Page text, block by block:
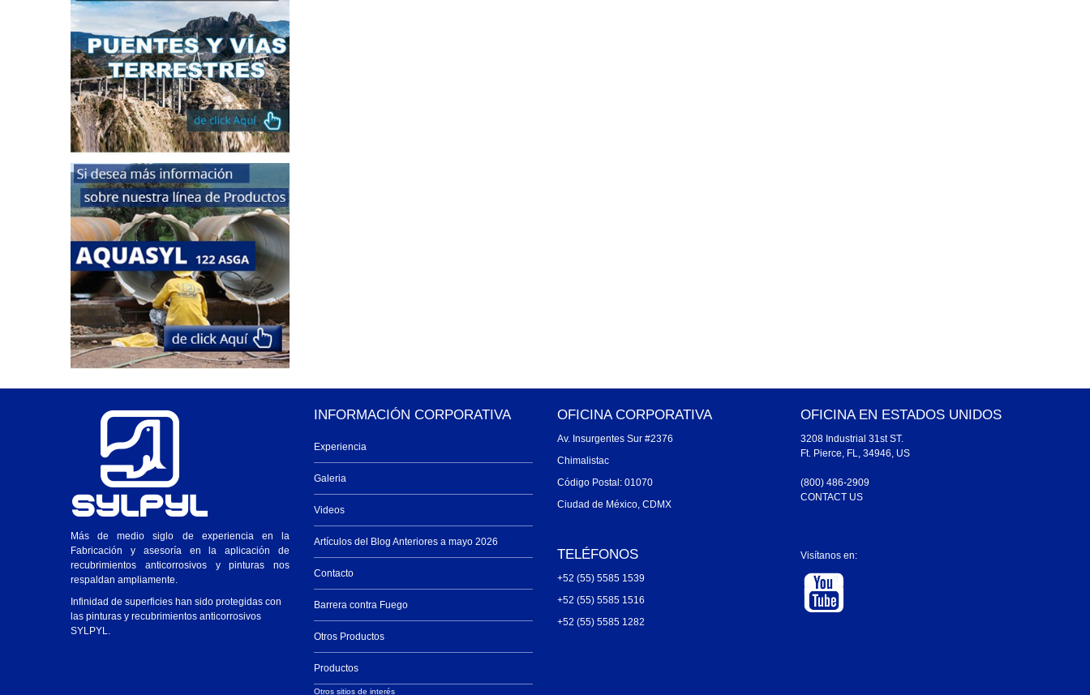
Más de medio siglo de experiencia en la
Fabricación y asesoría en la aplicación de
recubrimientos anticorrosivos y pinturas nos
respaldan ampliamente.
Infinidad de superficies han sido protegidas con
las pinturas y recubrimientos anticorrosivos
SYLPYL.
INFORMACIÓN CORPORATIVA
Experiencia
Galeria
Videos
Artículos del Blog Anteriores a mayo 2026
Contacto
Barrera contra Fuego
Otros Productos
Productos
Otros sitios de interés
OFICINA CORPORATIVA
Av. Insurgentes Sur #2376
Chimalistac
Código Postal: 01070
Ciudad de México, CDMX
TELÉFONOS
+52 (55) 5585 1539
+52 (55) 5585 1516
+52 (55) 5585 1282
OFICINA EN ESTADOS UNIDOS
3208 Industrial 31st ST.
Ft. Pierce, FL, 34946, US
(800) 486-2909
CONTACT US
Visítanos en: